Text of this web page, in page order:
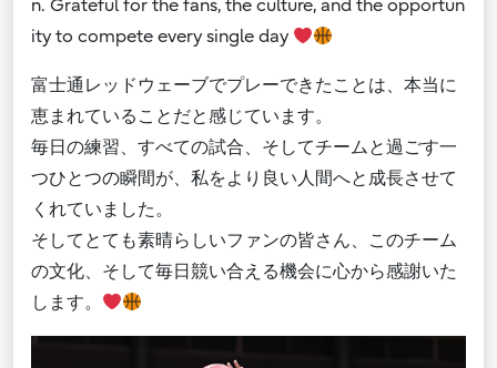
n. Grateful for the fans, the culture, and the opportun
ity to compete every single day
富士通レッドウェーブでプレーできたことは、本当に
恵まれていることだと感じています。
毎日の練習、すべての試合、そしてチームと過ごす一
つひとつの瞬間が、私をより良い人間へと成長させて
くれていました。
そしてとても素晴らしいファンの皆さん、このチーム
の文化、そして毎日競い合える機会に心から感謝いた
します。